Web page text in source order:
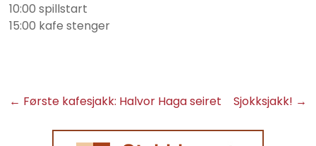
10:00 spillstart
15:00 kafe stenger
← Første kafesjakk: Halvor Haga seiret Sjokksjakk! →